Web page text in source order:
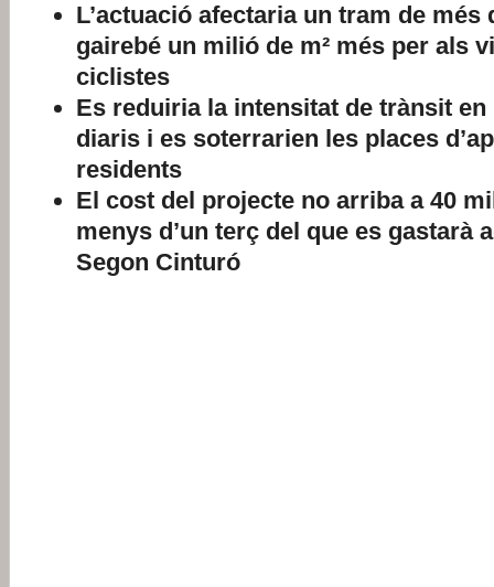
L’actuació afectaria un tram de més
gairebé un milió de m² més per als
ciclistes
Es reduiria la intensitat de trànsit en
diaris i es soterrarien les places
residents
El cost del projecte no arriba a 40
menys d’un terç del que es gastarà
Segon Cinturó